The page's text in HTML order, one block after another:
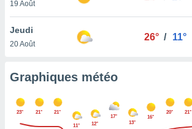
que
sur le
que
ne
19 Août
Jeudi
20 Août
26° / 11°
Graphiques météo
23° 21° 21°
11° 12°
17°
13°
16°
20° 21°